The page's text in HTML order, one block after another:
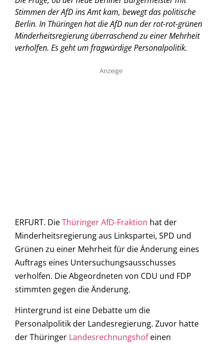
Stimmen der AfD ins Amt kam, bewegt das politische
Berlin. In Thüringen hat die AfD nun der rot-rot-grünen
Minderheitsregierung überraschend zu einer Mehrheit
verholfen. Es geht um fragwürdige Personalpolitik.
Anzeige
ERFURT. DieThüringer AfD-Fraktion hat der
Minderheitsregierung aus Linkspartei, SPD und
Grünen zu einer Mehrheit für die Änderung eines
Auftrags eines Untersuchungsausschusses
verholfen. Die Abgeordneten von CDU und FDP
stimmten gegen die Änderung.
Hintergrund ist eine Debatte um die
Personalpolitik der Landesregierung. Zuvor hatte
der Thüringer Landesrechnungshofeinen